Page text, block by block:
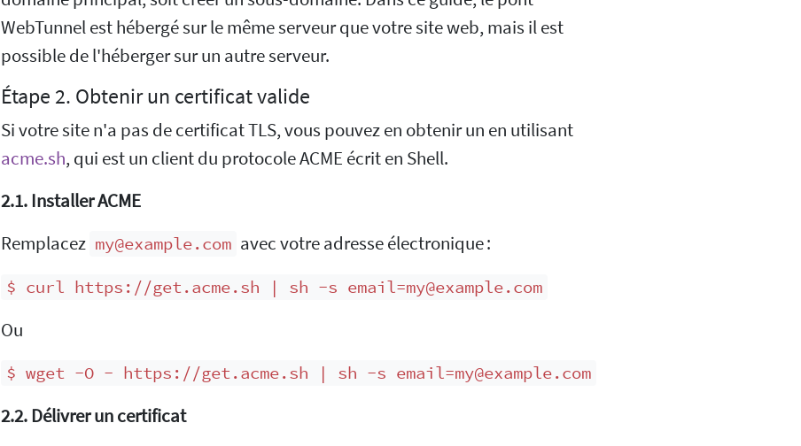
WebTunnel est hébergé sur le même serveur que votre site web, mais il est
possible de l'héberger sur un autre serveur.
Étape 2. Obtenir un certificat valide
Si votre site n'a pas de certificat TLS, vous pouvez en obtenir un en utilisant
acme.sh, qui est un client du protocole ACME écrit en Shell.
2.1. Installer ACME
Remplacez my@example.com avec votre adresse électronique :
$ curl https://get.acme.sh | sh -s email=my@example.com
Ou
$ wget -O - https://get.acme.sh | sh -s email=my@example.com
2.2. Délivrer un certificat